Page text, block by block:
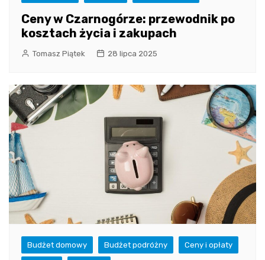
Ceny w Czarnogórze: przewodnik po
kosztach życia i zakupach
Tomasz Piątek 28 lipca 2025
Budżet domowy Budżet podróżny Ceny i opłaty